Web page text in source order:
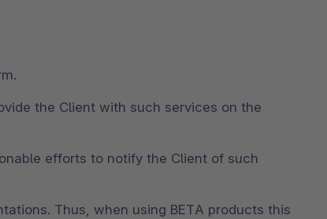
the Client with such services on the
efforts to notify the Client of such
Thus, when using BETA products this